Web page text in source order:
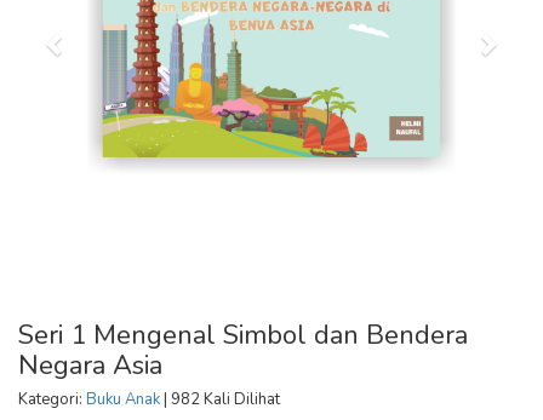
Seri 1 Mengenal Simbol dan Bendera
Negara Asia
Kategori: Buku Anak| 982 Kali Dilihat